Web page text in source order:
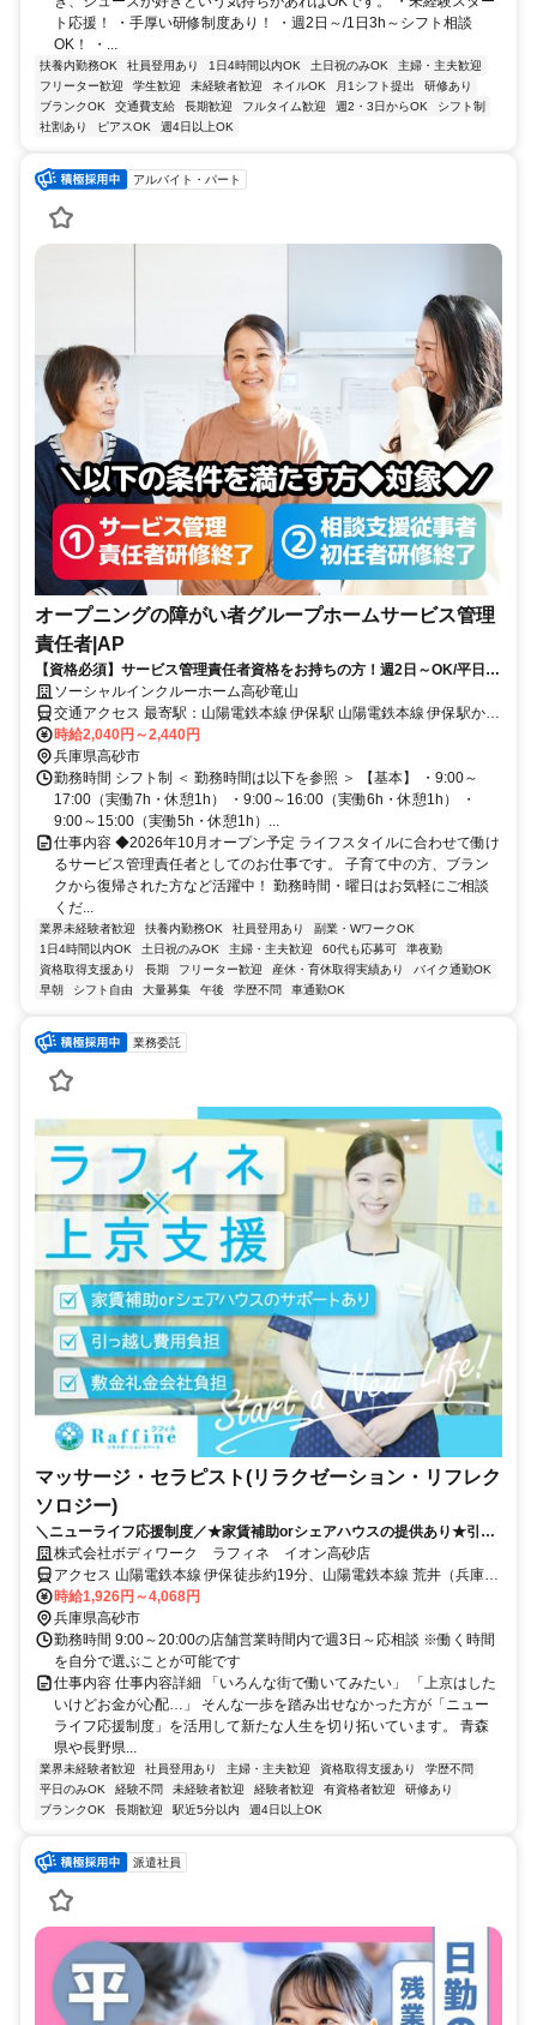
ト応援！ ・手厚い研修制度あり！ ・週2日～/1日3h～シフト相談
OK！ ・...
扶養内勤務OK 社員登用あり 1日4時間以内OK 土日祝のみOK
主婦・主夫歓迎
フリーター歓迎
学生歓迎 未経験者歓迎 ネイルOK 月1シフト提出
研修あり
ブランクOK
交通費支給 長期歓迎 フルタイム歓迎 週2・3日からOK
シフト制
社割あり
ピアスOK 週4日以上OK
アルバイト・パート
オープニングの障がい者グループホームサービス管理
責任者|AP
【資格必須】サービス管理責任者資格をお持ちの方！週2日～OK/平日の
みOK/残業ほぼなし！家庭や私生活と無理なく両立◎
ソーシャルインクルーホーム高砂竜山
交通アクセス 最寄駅：山陽電鉄本線 伊保駅 山陽電鉄本線 伊保駅から
徒歩19分（車5分） 神戸線 宝殿駅から車6分
時給2,040円～2,440円
兵庫県高砂市
勤務時間 シフト制 ＜ 勤務時間は以下を参照 ＞ 【基本】 ・9:00～
17:00（実働7h・休憩1h） ・9:00～16:00（実働6h・休憩1h） ・
9:00～15:00（実働5h・休憩1h）...
仕事内容 ◆2026年10月オープン予定 ライフスタイルに合わせて働け
るサービス管理責任者としてのお仕事です。 子育て中の方、ブラン
クから復帰された方など活躍中！ 勤務時間・曜日はお気軽にご相談
くだ...
業界未経験者歓迎 扶養内勤務OK 社員登用あり
副業・WワークOK
1日4時間以内OK
土日祝のみOK 主婦・主夫歓迎 60代も応募可
準夜勤
資格取得支援あり
長期 フリーター歓迎 産休・育休取得実績あり
バイク通勤OK
早朝
シフト自由 大量募集 午後 学歴不問 車通勤OK
業務委託
マッサージ・セラピスト(リラクゼーション・リフレク
ソロジー)
＼ニューライフ応援制度／★家賃補助orシェアハウスの提供あり★引越
費用負担 新しい地で新しい人生を♪
株式会社ボディワーク ラフィネ イオン高砂店
アクセス 山陽電鉄本線 伊保徒歩約19分、山陽電鉄本線 荒井（兵庫
県）徒歩約20分、ＪＲ山陽本線 宝殿南口徒歩約24分 最寄駅：伊丹駅
時給1,926円～4,068円
兵庫県高砂市
勤務時間 9:00～20:00の店舗営業時間内で週3日～応相談 ※働く時間
を自分で選ぶことが可能です
仕事内容 仕事内容詳細 「いろんな街で働いてみたい」 「上京はした
いけどお金が心配…」 そんな一歩を踏み出せなかった方が「ニュー
ライフ応援制度」を活用して新たな人生を切り拓いています。 青森
県や長野県...
業界未経験者歓迎 社員登用あり 主婦・主夫歓迎 資格取得支援あり
学歴不問
平日のみOK
経験不問 未経験者歓迎 経験者歓迎 有資格者歓迎
研修あり
ブランクOK
長期歓迎 駅近5分以内 週4日以上OK
派遣社員